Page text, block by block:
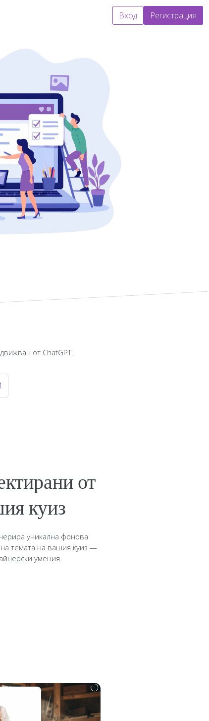
Вход Регистрация
от ChatGPT.
от
куиз
уникална фонова
темата на вашия куиз —
умения.